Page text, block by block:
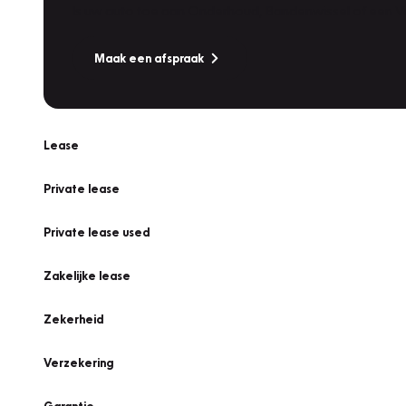
Maak een afspraak
Lease
Private lease
Private lease used
Zakelijke lease
Zekerheid
Verzekering